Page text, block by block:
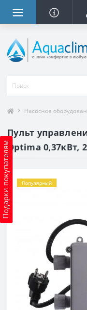
Подарки покупателям
Насосное
Пульт
Optima 0,37кВт,
Популярный